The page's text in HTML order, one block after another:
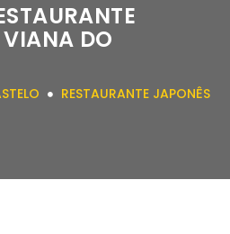
DO
RESTAURANTE JAPONÊS